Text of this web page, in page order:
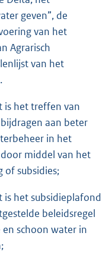
geven”, de
van het
Agrarisch
van het
is het treffen van
aan beter
in het
middel van het
of subsidies;
is het subsidieplafond
beleidsregel
schoon water in